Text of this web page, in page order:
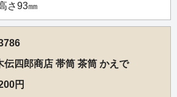
さ93㎜
伝四郎商店 帯筒 茶筒 かえで
円